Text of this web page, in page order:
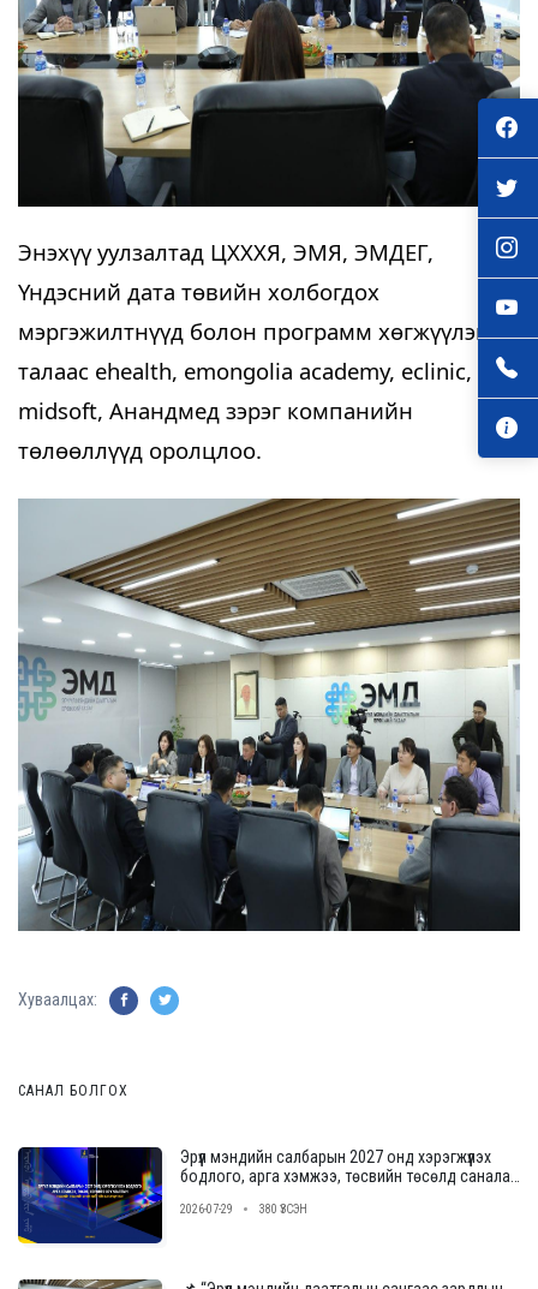
Энэхүү уулзалтад ЦХХХЯ, ЭМЯ, ЭМДЕГ,
Үндэсний дата төвийн холбогдох
мэргэжилтнүүд болон программ хөгжүүлэгч
талаас ehealth, emongolia academy, eclinic,
midsoft, Анандмед зэрэг компанийн
төлөөллүүд оролцлоо.
Хуваалцах:
САНАЛ БОЛГОХ
Эрүүл мэндийн салбарын 2027 онд хэрэгжүүлэх
бодлого, арга хэмжээ, төсвийн төсөлд саналаа
2026-07-29 380 ҮЗСЭН